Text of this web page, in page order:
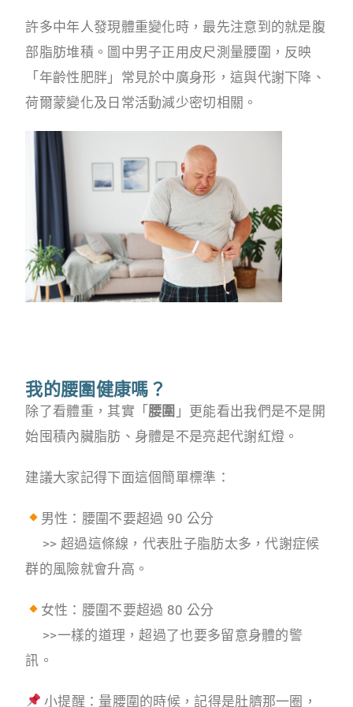
許多中年人發現體重變化時，最先注意到的就是腹
部脂肪堆積。圖中男子正用皮尺測量腰圍，反映
「年齡性肥胖」常見於中廣身形，這與代謝下降、
荷爾蒙變化及日常活動減少密切相關。
我的腰圍健康嗎？
除了看體重，其實「腰圍 」更能看出我們是不是開
始囤積內臟脂肪、身體是不是亮起代謝紅燈。
建議大家記得下面這個簡單標準：
男性：腰圍不要超過 90 公分
>> 超過這條線，代表肚子脂肪太多，代謝症候
群的風險就會升高。
女性：腰圍不要超過 80 公分
>>一樣的道理，超過了也要多留意身體的警
訊。
小提醒：量腰圍的時候，記得是肚臍那一圈，